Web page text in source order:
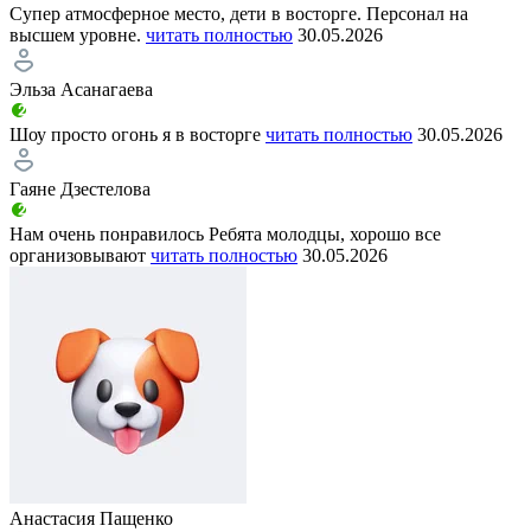
Супер атмосферное место, дети в восторге. Персонал на
высшем уровне. читать полностью 30.05.2026
Эльза Асанагаева
Шоу просто огонь я в восторге читать полностью 30.05.2026
Гаяне Дзестелова
Нам очень понравилось Ребята молодцы, хорошо все
организовывают читать полностью 30.05.2026
Анастасия Пащенко